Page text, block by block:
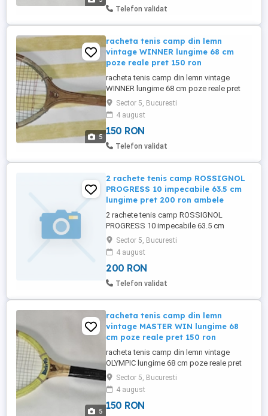
Telefon validat
5
racheta tenis camp din lemn
vintage WINNER lungime 68 cm
poze reale pret 150 ron
racheta tenis camp din lemn vintage
WINNER lungime 68 cm poze reale pret
150 ron
Sector 5, Bucuresti
4 august
150 RON
Telefon validat
2 rachete tenis camp ROSSIGNOL
PROGRESS 10 impecabile 63.5 cm
lungime pret 200 ron ambele
2 rachete tenis camp ROSSIGNOL
PROGRESS 10 impecabile 63.5 cm
lungime pret 200 ron ambele
Sector 5, Bucuresti
4 august
200 RON
Telefon validat
5
racheta tenis camp din lemn
vintage MASTER WIN lungime 68
cm poze reale pret 150 ron
racheta tenis camp din lemn vintage
OLYMPIC lungime 68 cm poze reale pret
150 ron
Sector 5, Bucuresti
4 august
150 RON